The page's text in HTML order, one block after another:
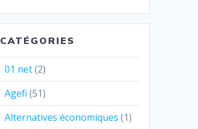
CATÉGORIES
01 net(2)
Agefi (51)
Alternatives économiques (1)